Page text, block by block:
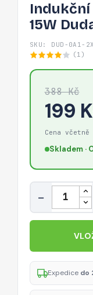
Indukční
15W
SKU: DUD-0A1-
(1)
388 Kč
199
Cena včetně
Skladem ·
Množství
−
Expedice do